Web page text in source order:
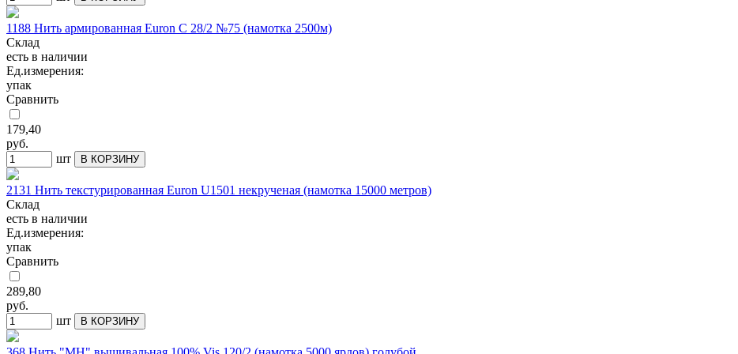
1188 Нить армированная Euron C 28/2 №75 (намотка 2500м)
Склад
есть в наличии
Ед.измерения:
упак
Сравнить
179,40
руб.
шт
В КОРЗИНУ
2131 Нить текстурированная Euron U1501 некрученая (намотка 15000 метров)
Склад
есть в наличии
Ед.измерения:
упак
Сравнить
289,80
руб.
шт
В КОРЗИНУ